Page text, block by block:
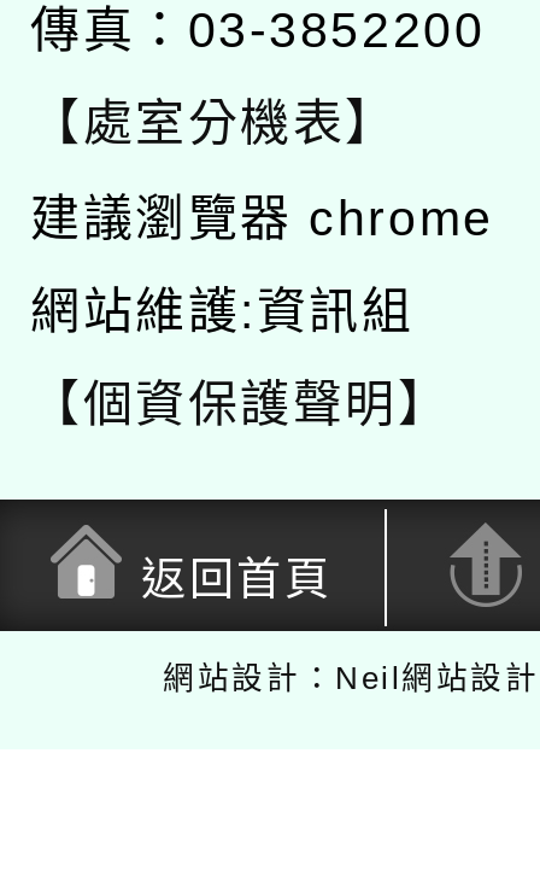
傳真：03-3852200
【處室分機表】
建議瀏覽器 chrome
網站維護:資訊組
【個資保護聲明】
返回首頁
網站設計：Neil網站設